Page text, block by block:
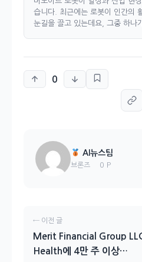
습니다. 최근에는 로봇이 인간의
눈길을 끌고 있는데요, 그중 하나
0
AI뉴스팀
브론즈 0 P
← 이전 글
Merit Financial Group
Health에 4만 주 이상…